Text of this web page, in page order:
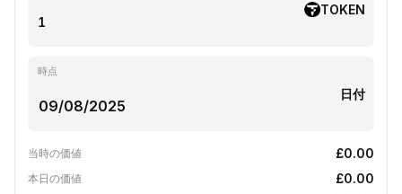
TOKEN
時点
日付
当時の価値 £0.00
本日の価値 £0.00